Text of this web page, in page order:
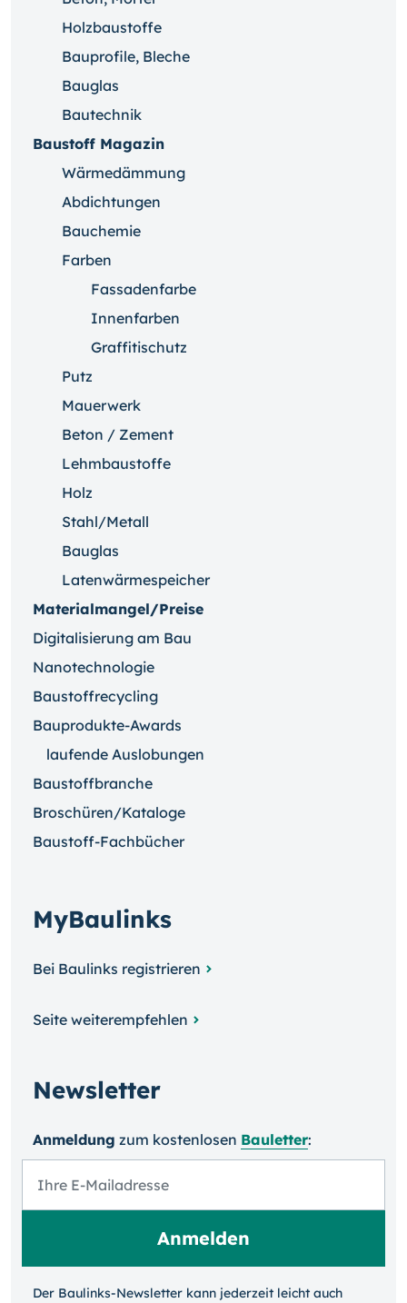
Holzbaustoffe
Bauprofile, Bleche
Bauglas
Bautechnik
Baustoff Magazin
Wärmedämmung
Abdichtungen
Bauchemie
Farben
Fassadenfarbe
Innenfarben
Graffitischutz
Putz
Mauerwerk
Beton / Zement
Lehmbaustoffe
Holz
Stahl/Metall
Bauglas
Latenwärmespeicher
Materialmangel/Preise
Digitalisierung am Bau
Nanotechnologie
Baustoffrecycling
Bauprodukte-Awards
laufende Auslobungen
Baustoffbranche
Broschüren/Kataloge
Baustoff-Fachbücher
MyBaulinks
Bei Baulinks registrieren
Seite weiterempfehlen
Newsletter
Anmeldung zum kosten­losen Bauletter:
Der Baulinks-Newsletter kann jeder­zeit leicht auch